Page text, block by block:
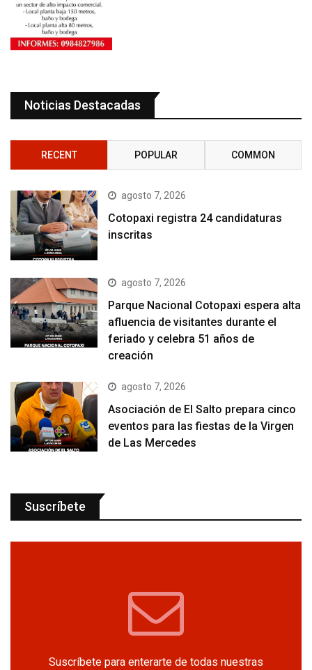
Noticias Destacadas
RECENT POPULAR COMMON
agosto 7, 2026
Cotopaxi registra 24 candidaturas
inscritas
agosto 7, 2026
Parque Nacional Cotopaxi espera alta
afluencia de visitantes durante el
feriado y celebra 51 años de
creación
agosto 7, 2026
Asociación de El Salto prepara cinco
eventos para las fiestas de la Virgen
de Las Mercedes
Suscríbete
Suscríbete para enterarte de todas nuestras